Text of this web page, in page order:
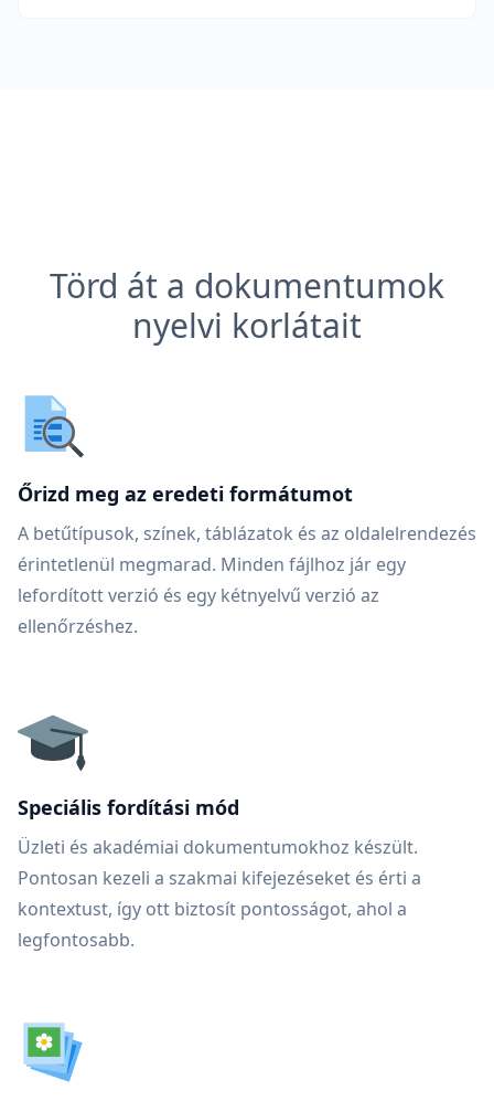
Törd át a dokumentumok
nyelvi korlátait
Őrizd meg az eredeti formátumot
A betűtípusok, színek, táblázatok és az oldalelrendezés
érintetlenül megmarad. Minden fájlhoz jár egy
lefordított verzió és egy kétnyelvű verzió az
ellenőrzéshez.
Speciális fordítási mód
Üzleti és akadémiai dokumentumokhoz készült.
Pontosan kezeli a szakmai kifejezéseket és érti a
kontextust, így ott biztosít pontosságot, ahol a
legfontosabb.